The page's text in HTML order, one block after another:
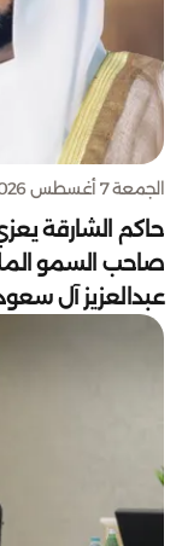
الجمعة 7 أغسطس 2026
حاكم الشارقة
صاحب السمو
عبدالعزيز آل